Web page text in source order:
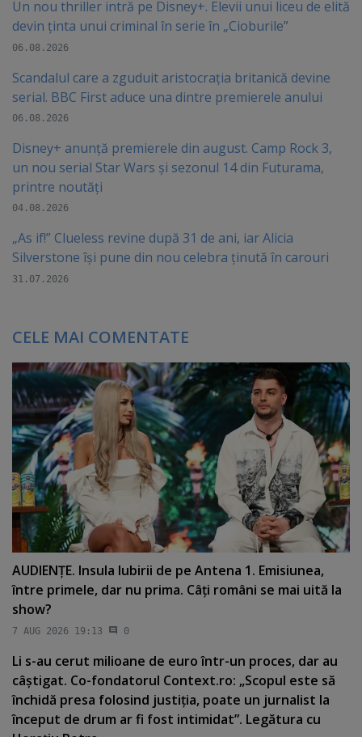
Un nou thriller intră pe Disney+. Elevii unui liceu de elită
devin ținta unui criminal în serie în „Cioburile”
06.08.2026
Scandalul care a zguduit aristocrația britanică devine
serial. BBC First aduce una dintre premierele anului
06.08.2026
Disney+ anunță premierele din august. Camp Rock 3,
un nou serial Star Wars și sezonul 14 din Futurama,
printre noutăți
04.08.2026
„As if!” Clueless revine după 31 de ani, iar Alicia
Silverstone își pune din nou celebra ținută în carouri
31.07.2026
CELE MAI COMENTATE
AUDIENŢE. Insula Iubirii de pe Antena 1. Emisiunea,
între primele, dar nu prima. Câţi români se mai uită la
show?
7 AUG 2026 19:13 0
Li s-au cerut milioane de euro într-un proces, dar au
câştigat. Co-fondatorul Context.ro: „Scopul este să
închidă presa folosind justiţia, poate un jurnalist la
început de drum ar fi fost intimidat”. Legătura cu